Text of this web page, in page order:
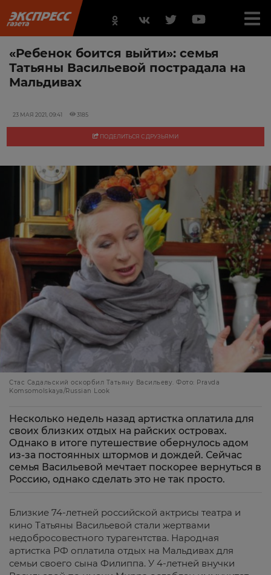
«Ребенок боится выйти»: семья
Татьяны Васильевой пострадала на
Мальдивах
23 МАЯ 2021, 09:41 3185
ПОДЕЛИТЬСЯ С ДРУЗЬЯМИ
Стас Садальский оскорбил Татьяну Васильеву. Фото: Pravda
Komsomolskaya/Russian Look
Несколько недель назад артистка оплатила для
своих близких отдых на райских островах.
Однако в итоге путешествие обернулось адом
из-за постоянных штормов и дождей. Сейчас
семья Васильевой мечтает поскорее вернуться в
Россию, однако сделать это не так просто.
Близкие 74-летней российской актрисы театра и
кино Татьяны Васильевой стали жертвами
недобросовестного турагентства. Народная
артистка РФ оплатила отдых на Мальдивах для
семьи своего сына Филиппа. У 4-летней внучки